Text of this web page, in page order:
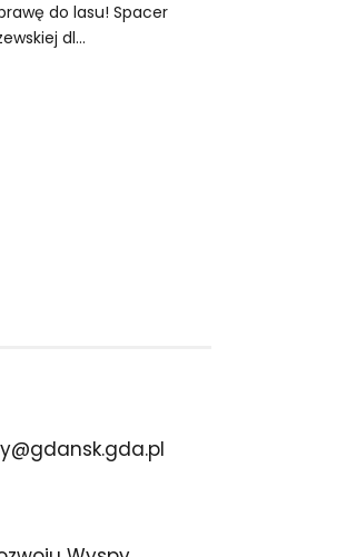
do lasu! Spacer
dl...